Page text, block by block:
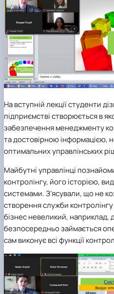
На вступній лекції студенти
підприємстві створюється в
забезпечення менеджменту
та достовірною інформацією,
оптимальних управлінських
Майбутні управлінці
контролінгу, його історією,
системами. З’ясували, що не
створення служби контролінгу
бізнес невеликий, наприклад,
безпосередньо займається
сам виконує всі функції